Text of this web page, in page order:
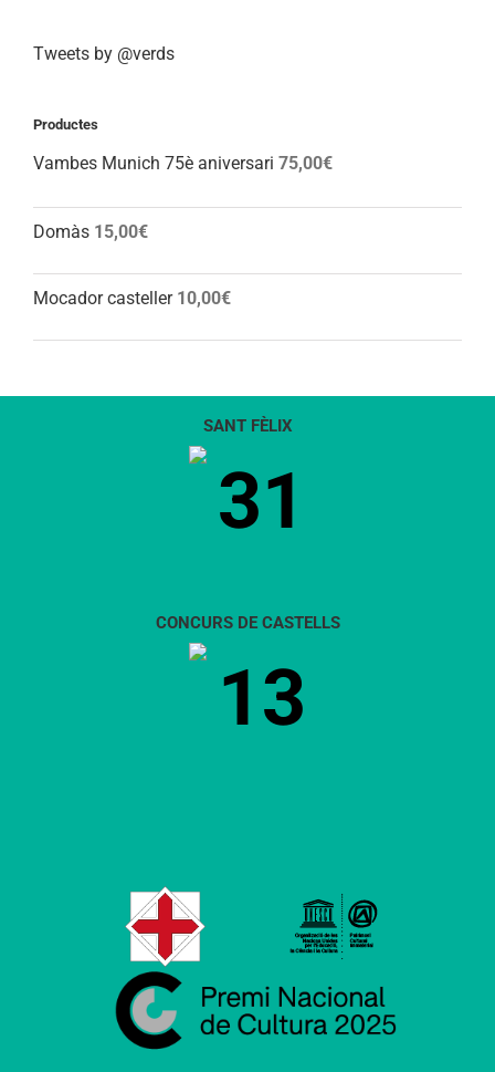
Tweets by @verds
Productes
Vambes Munich 75è aniversari 75,00€
Domàs 15,00€
Mocador casteller 10,00€
SANT FÈLIX
31
CONCURS DE CASTELLS
13